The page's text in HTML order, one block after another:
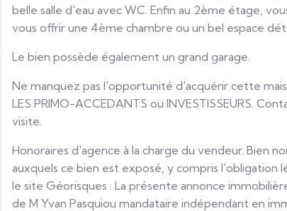
belle salle d'eau avec WC. Enfin au 2ème étage,
vous offrir une 4ème chambre ou un bel espace
Le bien possède également un grand garage.
Ne manquez pas l'opportunité d'acquérir cette
LES PRIMO-ACCEDANTS ou INVESTISSEURS.
visite.
Honoraires d'agence à la charge du vendeur. Bien
auxquels ce bien est exposé, y compris l'obligation
le site Géorisques : La présente annonce
de M Yvan Pasquiou mandataire indépendant en